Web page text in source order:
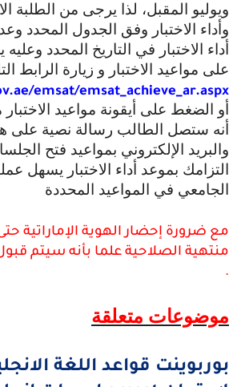
المقبل، لذا يرجى من الطلبة
الاختبار وفق الجدول المحدد
الاختبار في التاريخ المحدد وعليه
مواعيد الاختبار و زيارة الرابط التالي
emsat/
الضغط على أيقونة مواعيد الاختبار
ستصل الطالب رسالة نصية على
الإلكتروني بمواعيد فتح الجلسات.
بموعد أداء الاختبار يسهل عملية
في المواعيد المحددة
ضرورة إحضار الهوية الإماراتية حتى
الصلاحية علما بأنه سيتم قبول
متعلقة
قواعد اللغة